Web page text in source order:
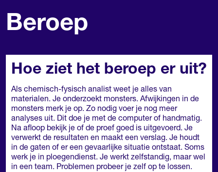
Beroep
Hoe ziet het beroep er uit?
Als chemisch-fysisch analist weet je alles van
materialen. Je onderzoekt monsters. Afwijkingen in de
monsters merk je op. Zo nodig voer je nog meer
analyses uit. Dit doe je met de computer of handmatig.
Na afloop bekijk je of de proef goed is uitgevoerd. Je
verwerkt de resultaten en maakt een verslag. Je houdt
in de gaten of er een gevaarlijke situatie ontstaat. Soms
werk je in ploegendienst. Je werkt zelfstandig, maar wel
in een team. Problemen probeer je zelf op te lossen.